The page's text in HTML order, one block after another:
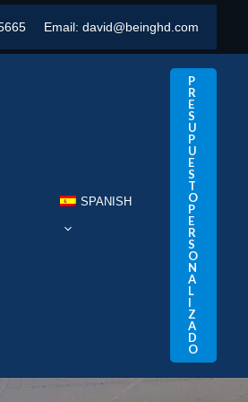
Email: david@beinghd.com
SPANISH
P
R
E
S
U
P
U
E
S
T
O
P
E
R
S
O
N
A
L
I
Z
A
D
O